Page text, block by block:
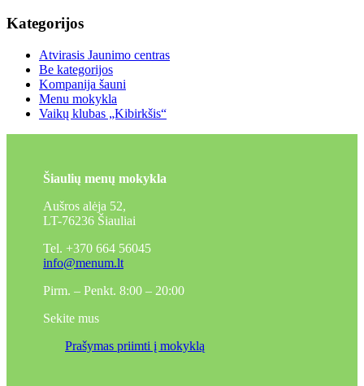
Kategorijos
Atvirasis Jaunimo centras
Be kategorijos
Kompanija šauni
Menu mokykla
Vaikų klubas „Kibirkšis“
Šiaulių menų mokykla
Aušros alėja 52,
LT-76236 Šiauliai
Tel. +370 664 56045
info@menum.lt
Pirm. – Penkt. 8:00 – 20:00
Sekite mus
Prašymas priimti į mokyklą